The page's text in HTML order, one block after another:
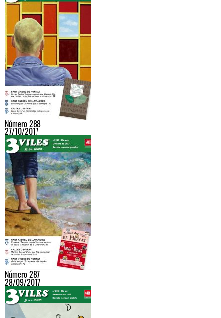
Número 288
27/10/2017
Número 287
28/09/2017